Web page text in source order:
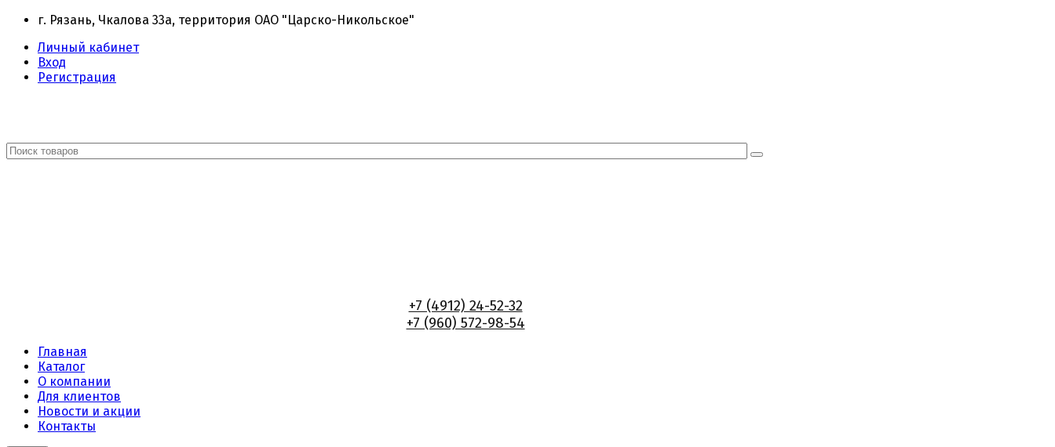
г. Рязань, Чкалова 33а, территория ОАО "Царско-Никольское"
Личный кабинет
Вход
Регистрация
+7 (4912) 24-52-32
+7 (960) 572-98-54
Главная
Каталог
О компании
Для клиентов
Новости и акции
Контакты